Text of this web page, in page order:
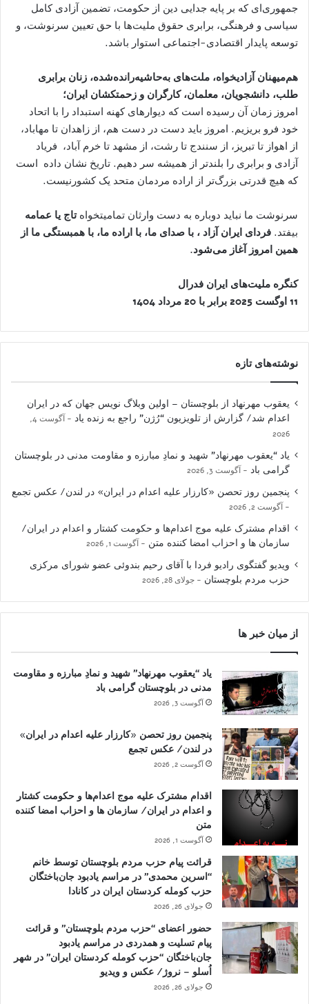
جمهوری‌ای که بر پایه جدایی دین از حکومت، تضمین آزادی کامل
سیاسی و فرهنگی، برابری حقوق ملیت‌ها با حق تعیین سرنوشت، و
توسعه پایدار اقتصادی-اجتماعی استوار باشد.
هم‌میهنان آزادیخواه، ملت‌های به‌حاشیه‌رانده‌شده، زنان برابری
طلب، دانشجویان، معلمان، کارگران و زحمتکشان ایران؛
امروز زمان آن رسیده است که دیوارهای کهنه استبداد را با اتحاد
خود فرو بریزیم. امروز باید دست در دست هم، از زاهدان تا مهاباد،
از اهواز تا تبریز، از سنندج تا رشت، از مشھد تا خرم آباد، فریاد
آزادی و برابری را بلندتر از همیشه سر دهیم. تاریخ نشان داده است
که هیچ قدرتی بزرگ‌تر از اراده مردمان متحد یک کشورنیست.
سرنوشت ما نباید دوباره به دست وارثان تمامیتخواهتاج یا عمامه
بیفتد. فردای ایران آزاد ، با صدای ما، با اراده ما، با همبستگی ما از
همین امروز آغاز می‌شود.
کنگره ملیت‌های ایران فدرال
11 اوگست 2025 برابر با 20 مرداد 1404
نوشته‌های تازه
یعقوب مهرنهاد از بلوچستان – اولین وبلاگ نویس جهان که در ایران
اعدام شد/ گزارش از تلویزیون “رُژن” راجع به زنده یاد
آگوست 4,
2026
یاد “یعقوب مهرنهاد” شهید و نمادِ مبارزه و مقاومت مدنی در بلوچستان
گرامی باد
آگوست 3, 2026
پنجمین روز تحصن «کارزار علیه اعدام در ایران» در لندن/ عکس تجمع
آگوست 2, 2026
اقدام مشترک علیه موج اعدام‌ها و حکومت کشتار و اعدام در ایران/
سازمان ها و احزاب امضا کننده متن
آگوست 1, 2026
ویدیو گفتگوی رادیو فردا با آقای رحیم بندوئی عضو شورای مرکزی
حزب مردم بلوچستان
جولای 28, 2026
از میان خبر ها
یاد “یعقوب مهرنهاد” شهید و نمادِ مبارزه و مقاومت
مدنی در بلوچستان گرامی باد
آگوست 3, 2026
پنجمین روز تحصن «کارزار علیه اعدام در ایران»
در لندن/ عکس تجمع
آگوست 2, 2026
اقدام مشترک علیه موج اعدام‌ها و حکومت کشتار
و اعدام در ایران/ سازمان ها و احزاب امضا کننده
متن
آگوست 1, 2026
قرائت پیام حزب مردم بلوچستان توسط خانم
“اسرین محمدی” در مراسم یادبود جان‌باختگان
حزب کومله کردستان ایران در کانادا
جولای 26, 2026
حضور اعضای “حزب مردم بلوچستان” و قرائت
پیام تسلیت و همدردی در مراسم یادبود
جان‌باختگان “حزب کومله کردستان ایران” در شهر
اُسلو – نروژ/ عکس و ویدیو
جولای 26, 2026